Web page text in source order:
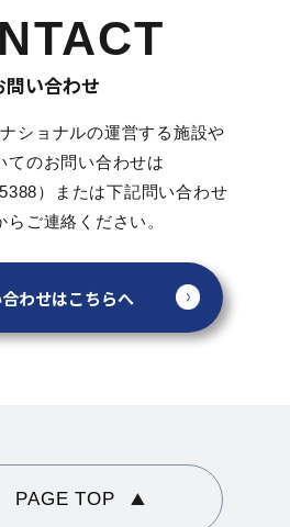
問い合わせ
ショナルの運営する施設や
てのお問い合わせは
）または下記問い合わせ
らご連絡ください。
わせはこちらへ
PAGE TOP